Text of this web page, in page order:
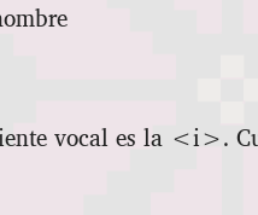
vocal es la <i>.